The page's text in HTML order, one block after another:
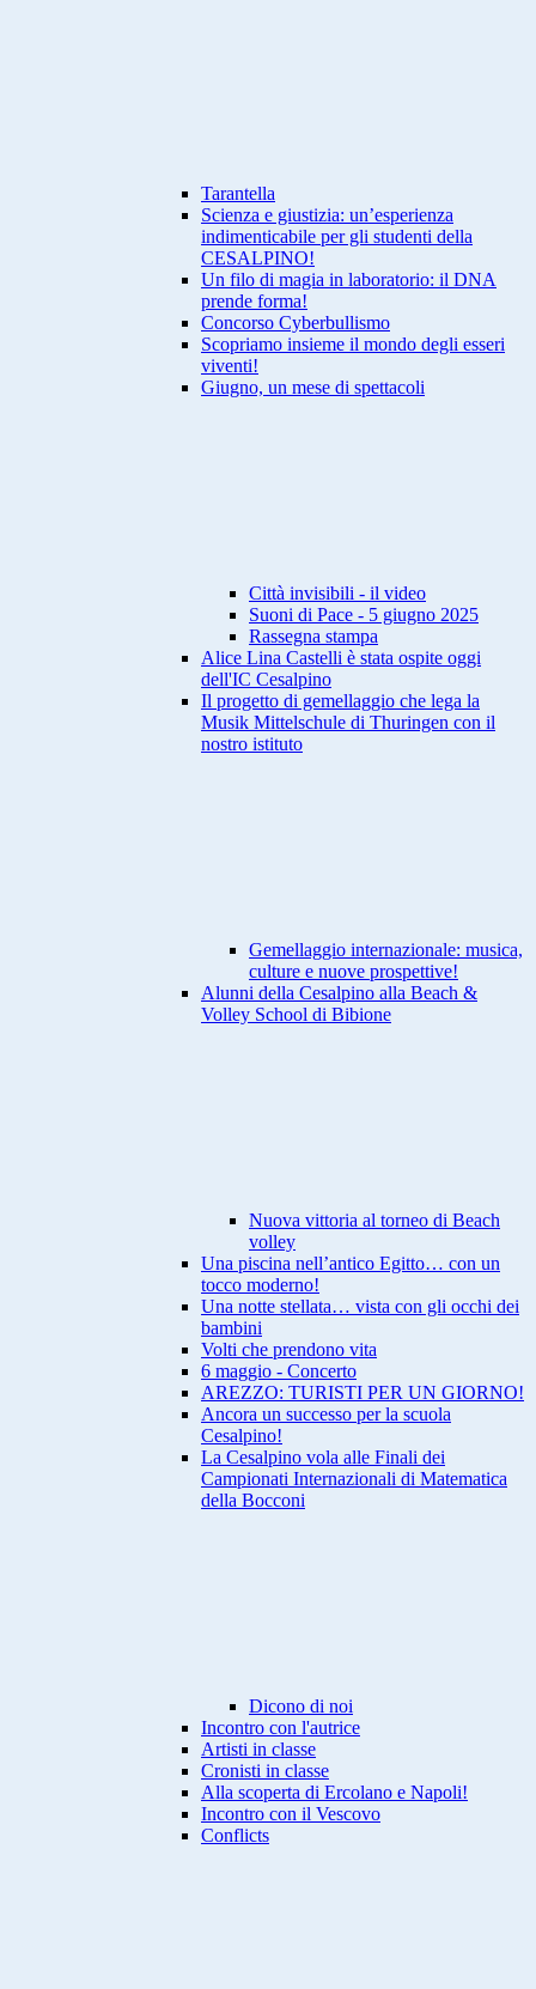
Tarantella
Scienza e giustizia: un’esperienza
indimenticabile per gli studenti della
CESALPINO!
Un filo di magia in laboratorio: il DNA
prende forma!
Concorso Cyberbullismo
Scopriamo insieme il mondo degli esseri
viventi!
Giugno, un mese di spettacoli
Città invisibili - il video
Suoni di Pace - 5 giugno 2025
Rassegna stampa
Alice Lina Castelli è stata ospite oggi
dell'IC Cesalpino
Il progetto di gemellaggio che lega la
Musik Mittelschule di Thuringen con il
nostro istituto
Gemellaggio internazionale: musica,
culture e nuove prospettive!
Alunni della Cesalpino alla Beach &
Volley School di Bibione
Nuova vittoria al torneo di Beach
volley
Una piscina nell’antico Egitto… con un
tocco moderno!
Una notte stellata… vista con gli occhi dei
bambini
Volti che prendono vita
6 maggio - Concerto
AREZZO: TURISTI PER UN GIORNO!
Ancora un successo per la scuola
Cesalpino!
La Cesalpino vola alle Finali dei
Campionati Internazionali di Matematica
della Bocconi
Dicono di noi
Incontro con l'autrice
Artisti in classe
Cronisti in classe
Alla scoperta di Ercolano e Napoli!
Incontro con il Vescovo
Conflicts